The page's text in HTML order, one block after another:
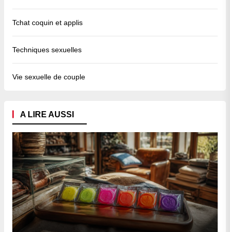
Tchat coquin et applis
Techniques sexuelles
Vie sexuelle de couple
A LIRE AUSSI